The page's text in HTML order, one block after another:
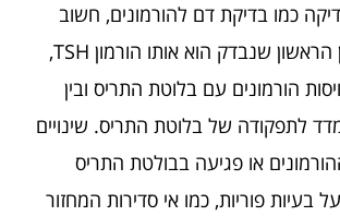
כמו בדיקת דם להורמונים, חשוב
לדעת כי ההורמון הראשון שנבדק הוא אותו הורמון TSH,
הורמונים עם בלוטת התריס ובין
לתפקודה של בלוטת התריס. שינויים
או פגיעה בבולטת התריס
בעיות פוריות, כמו אי סדירות המחזור